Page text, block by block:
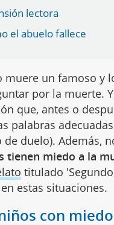
lectora
el abuelo fallece
muere un famoso y
por la muerte.
que, antes o
palabras adecuadas
duelo). Además,
tienen miedo a la
titulado 'Segundo
estas situaciones.
con